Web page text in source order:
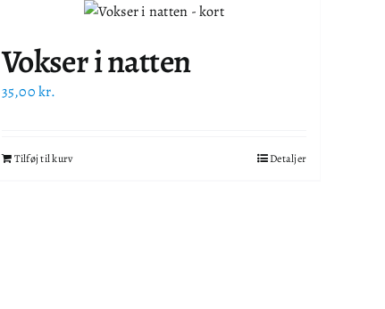
Vokser i natten
35,00kr.
Tilføj til kurv Detaljer